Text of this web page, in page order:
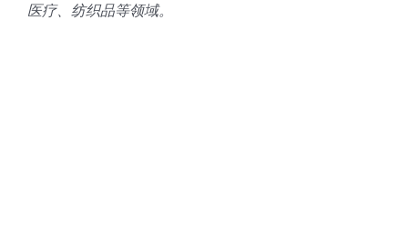
医疗、纺织品等领域。